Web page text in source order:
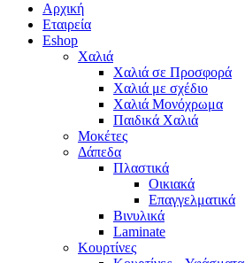
Αρχική
Εταιρεία
Eshop
Χαλιά
Χαλιά σε Προσφορά
Χαλιά με σχέδιο
Χαλιά Μονόχρωμα
Παιδικά Χαλιά
Μοκέτες
Δάπεδα
Πλαστικά
Οικιακά
Επαγγελματικά
Βινυλικά
Laminate
Κουρτίνες